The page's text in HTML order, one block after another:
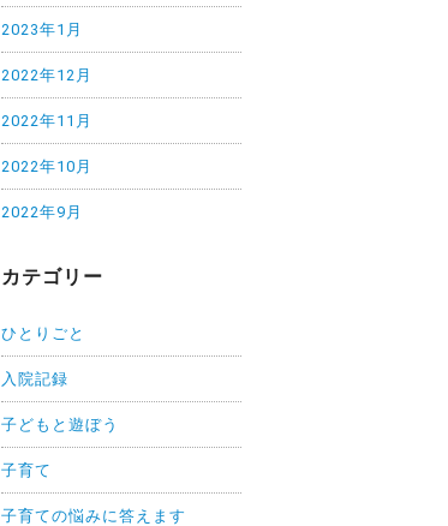
2023年1月
2022年12月
2022年11月
2022年10月
2022年9月
カテゴリー
ひとりごと
入院記録
子どもと遊ぼう
子育て
子育ての悩みに答えます